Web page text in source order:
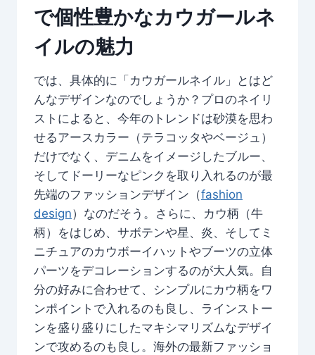
で個性豊かなカウガールネ
イルの魅力
では、具体的に「カウガールネイル」とはど
んなデザインなのでしょうか？プロのネイリ
ストによると、今年のトレンドは砂漠を思わ
せるアースカラー（テラコッタやベージュ）
だけでなく、デニムをイメージしたブルー、
そしてドーリーなピンクを取り入れるのが最
先端のファッションデザイン（fashion
design）なのだそう。さらに、カウ柄（牛
柄）をはじめ、サボテンや星、炎、そしてミ
ニチュアのカウボーイハットやブーツの立体
パーツをデコレーションするのが大人気。自
分の好みに合わせて、シンプルにカウ柄をワ
ンポイントで入れるのも良し、ラインストー
ンを盛り盛りにしたマキシマリズムなデザイ
ンで攻めるのも良し。海外の最新ファッショ